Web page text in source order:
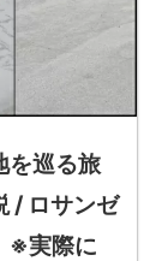
を巡る旅
/ ロサンゼ
※実際に